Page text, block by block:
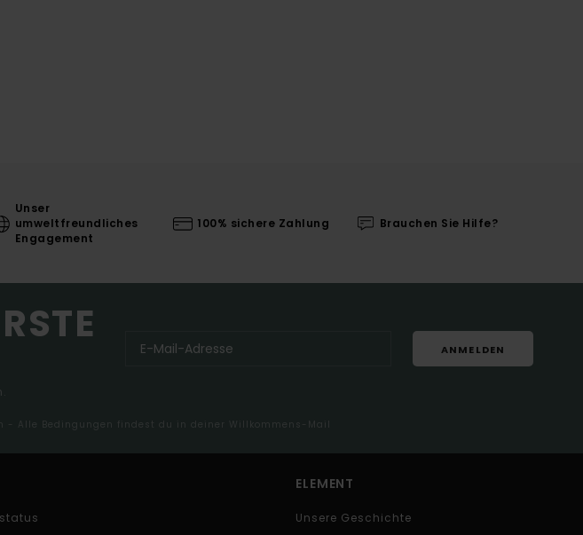
Unser
umweltfreundliches
Engagement
100% sichere Zahlung Brauchen Sie Hilfe?
ANMELDEN
Alle Bedingungen findest du in deiner Willkommens-Mail
ELEMENT
Unsere Geschichte